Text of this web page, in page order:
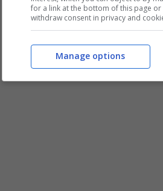
for a link at the bottom of this page
withdraw consent in privacy and
Manage options